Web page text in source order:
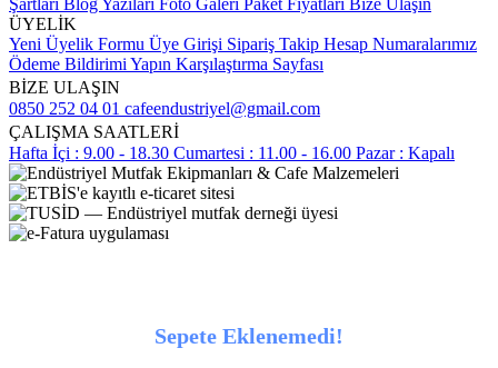
Şartları Blog Yazıları Foto Galeri Paket Fiyatları Bize Ulaşın
ÜYELİK
Yeni Üyelik Formu Üye Girişi Sipariş Takip Hesap Numaralarımız
Ödeme Bildirimi Yapın Karşılaştırma Sayfası
BİZE ULAŞIN
0850 252 04 01 cafeendustriyel@gmail.com
ÇALIŞMA SAATLERİ
Hafta İçi : 9.00 - 18.30 Cumartesi : 11.00 - 16.00 Pazar : Kapalı
Sepete Eklenemedi!